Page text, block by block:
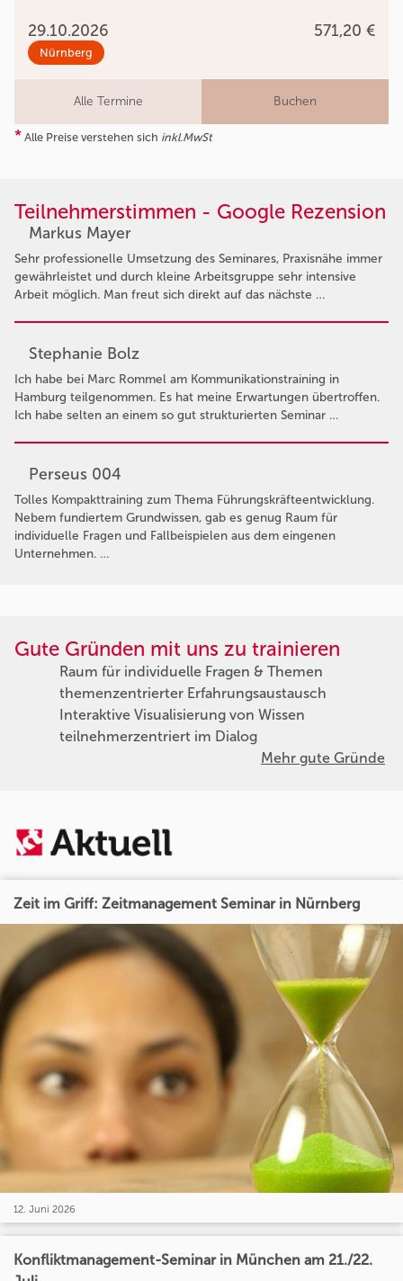
29.10.2026 571,20 €
Nürnberg
Alle Termine Buchen
* Alle Preise verstehen sich inkl.MwSt
Teilnehmerstimmen - Google Rezension
Markus Mayer
Sehr professionelle Umsetzung des Seminares, Praxisnähe immer
gewährleistet und durch kleine Arbeitsgruppe sehr intensive
Arbeit möglich. Man freut sich direkt auf das nächste …
Stephanie Bolz
Ich habe bei Marc Rommel am Kommunikationstraining in
Hamburg teilgenommen. Es hat meine Erwartungen übertroffen.
Ich habe selten an einem so gut strukturierten Seminar …
Perseus 004
Tolles Kompakttraining zum Thema Führungskräfteentwicklung.
Nebem fundiertem Grundwissen, gab es genug Raum für
individuelle Fragen und Fallbeispielen aus dem eingenen
Unternehmen. …
Gute Gründen mit uns zu trainieren
Raum für individuelle Fragen & Themen
themenzentrierter Erfahrungsaustausch
Interaktive Visualisierung von Wissen
teilnehmerzentriert im Dialog
Mehr gute Gründe
Zeit im Griff: Zeitmanagement Seminar in Nürnberg
12. Juni 2026
Konfliktmanagement-Seminar in München am 21./22.